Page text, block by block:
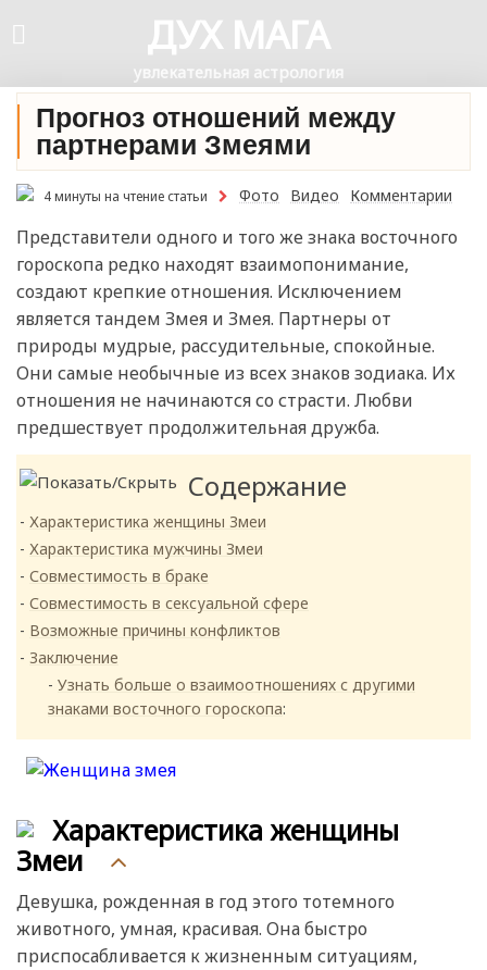
ДУХ МАГА
увлекательная астрология
Прогноз отношений между
партнерами Змеями
4 минуты на чтение статьи Фото Видео Комментарии
Представители одного и того же знака восточного
гороскопа редко находят взаимопонимание,
создают крепкие отношения. Исключением
является тандем Змея и Змея. Партнеры от
природы мудрые, рассудительные, спокойные.
Они самые необычные из всех знаков зодиака. Их
отношения не начинаются со страсти. Любви
предшествует продолжительная дружба.
Содержание
Характеристика женщины Змеи
Характеристика мужчины Змеи
Совместимость в браке
Совместимость в сексуальной сфере
Возможные причины конфликтов
Заключение
Узнать больше о взаимоотношениях с другими
знаками восточного гороскопа:
Характеристика женщины
Змеи
Девушка, рожденная в год этого тотемного
животного, умная, красивая. Она быстро
приспосабливается к жизненным ситуациям,